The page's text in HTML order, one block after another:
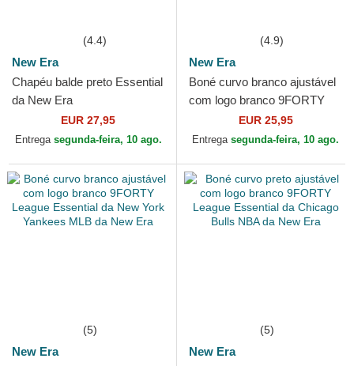
(4.4)
New Era
Chapéu balde preto Essential
da New Era
EUR 27,95
Entrega segunda-feira, 10 ago.
(4.9)
New Era
Boné curvo branco ajustável
com logo branco 9FORTY
League Essential da New
York Yankees MLB da...
EUR 25,95
Entrega segunda-feira, 10 ago.
(5)
New Era
(5)
New Era